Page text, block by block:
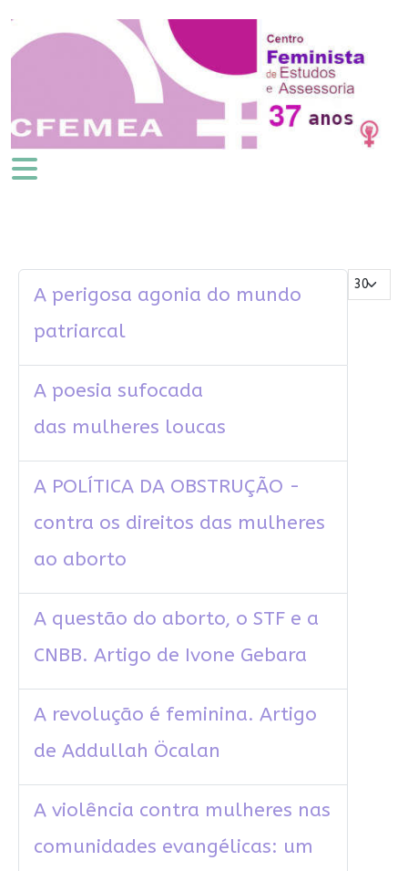
Mostrar #
A perigosa agonia do mundo
patriarcal
A poesia sufocada
das mulheres loucas
A POLÍTICA DA OBSTRUÇÃO -
contra os direitos das mulheres
ao aborto
A questão do aborto, o STF e a
CNBB. Artigo de Ivone Gebara
A revolução é feminina. Artigo
de Addullah Öcalan
A violência contra mulheres nas
comunidades evangélicas: um